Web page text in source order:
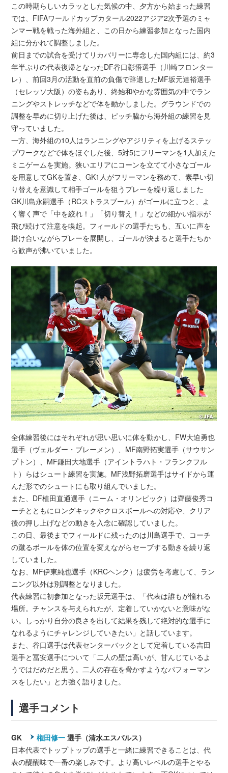
この時期らしいカラッとした気候の中、夕方から始まった練習
では、FIFAワールドカップカタール2022アジア2次予選のミャ
ンマー戦を戦った海外組と、この日から練習参加となった国内
組に分かれて調整しました。
前日までの試合を受けてリカバリーに専念した国内組には、約3
年半ぶりの代表復帰となったDF谷口彰悟選手（川崎フロンター
レ）、前回3月の活動を直前の負傷で辞退したMF坂元達裕選手
（セレッソ大阪）の姿もあり、終始和やかな雰囲気の中でラン
ニングやストレッチなどで体を動かしました。グラウンドでの
調整を早めに切り上げた後は、ピッチ脇から海外組の練習を見
守っていました。
一方、海外組の10人はランニングやアジリティを上げるステッ
プワークなどで体をほぐした後、5対5にフリーマンを1人加えた
ミニゲームを実施。狭いエリアにコーンを立てて小さなゴール
を用意してGKを置き、GK1人がフリーマンを務めて、素早い切
り替えを意識して相手ゴールを狙うプレーを繰り返しました
GK川島永嗣選手（RCストラスブール）がゴールに立つと、よ
く響く声で「中を絞れ！」「切り替え！」などの細かい指示が
飛び続けて注意を喚起。フィールドの選手たちも、互いに声を
掛け合いながらプレーを展開し、ゴールが決まると選手たちか
ら歓声が沸いていました。
全体練習後にはそれぞれが思い思いに体を動かし、FW大迫勇也
選手（ヴェルダー・ブレーメン）、MF南野拓実選手（サウサン
プトン）、MF鎌田大地選手（アイントラハト・フランクフル
ト）らはシュート練習を実施。MF浅野拓磨選手はサイドから運
んだ形でのシュートにも取り組んでいました。
また、DF植田直通選手（ニーム・オリンピック）は齊藤俊秀コ
ーチとともにロングキックやクロスボールへの対応や、クリア
後の押し上げなどの動きを入念に確認していました。
この日、最後までフィールドに残ったのは川島選手で、コーチ
の蹴るボールを体の位置を変えながらセーブする動きを繰り返
していました。
なお、MF伊東純也選手（KRCヘンク）は疲労を考慮して、ラン
ニング以外は別調整となりました。
代表練習に初参加となった坂元選手は、「代表は誰もが憧れる
場所。チャンスを与えられたが、定着していかないと意味がな
い。しっかり自分の良さを出して結果を残して絶対的な選手に
なれるようにチャレンジしていきたい」と話しています。
また、谷口選手は代表センターバックとして定着している吉田
選手と冨安選手について「二人の壁は高いが、甘んじているよ
うではだめだと思う。二人の存在を脅かすようなパフォーマン
スをしたい」と力強く語りました。
選手コメント
GK 権田修一 選手（清水エスパルス）
日本代表でトップトップの選手と一緒に練習できることは、代
表の醍醐味で一番の楽しみです。より高いレベルの選手とやる